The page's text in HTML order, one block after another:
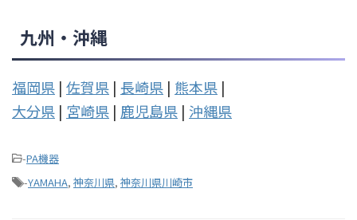
九州・沖縄
福岡県 | 佐賀県 | 長崎県 | 熊本県 |
大分県 | 宮崎県 | 鹿児島県 | 沖縄県
-PA機器
-YAMAHA, 神奈川県, 神奈川県川崎市